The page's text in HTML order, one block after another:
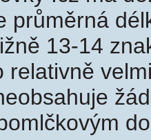
průměrná
13-14
relativně